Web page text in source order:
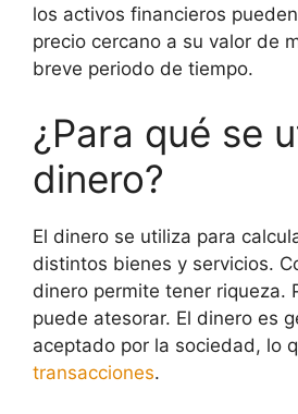
los activos financieros
precio cercano a su valor de
breve periodo de tiempo.
¿Para qué se
dinero?
El dinero se utiliza para
distintos bienes y servicios.
dinero permite tener riqueza.
puede atesorar. El dinero es
aceptado por la sociedad, lo
transacciones.